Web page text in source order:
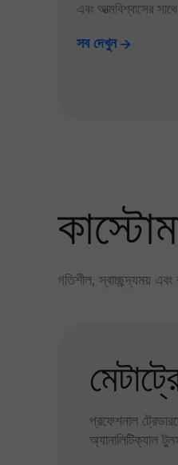
এবং আত্মবিশ্বাসের
সব দেখুন
গতিশীল, স্বাচ্ছন্দ্যময় এবং
প্রফেশনাল
অ্যানালিটিক্যাল